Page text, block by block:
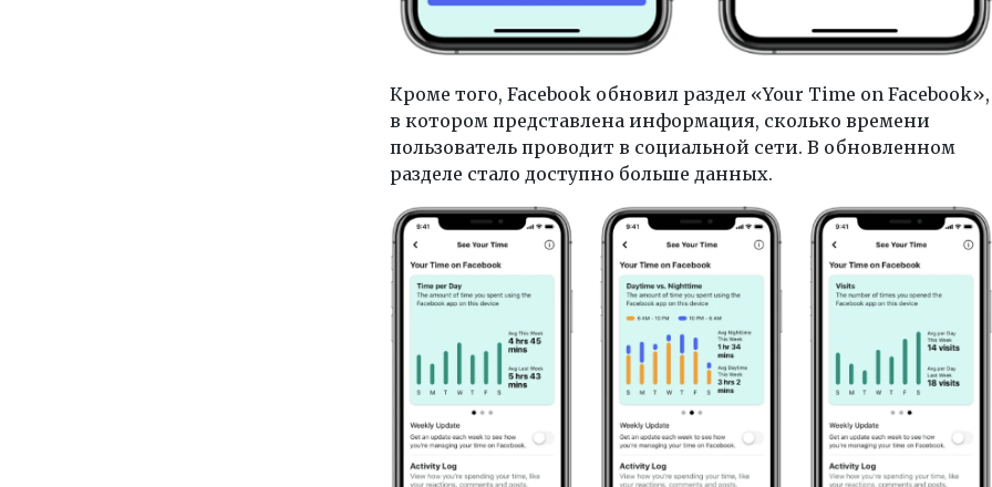
Кроме того, Facebook обновил раздел «Your Time on Facebook»,
в котором представлена информация, сколько времени
пользователь проводит в социальной сети. В обновленном
разделе стало доступно больше данных.